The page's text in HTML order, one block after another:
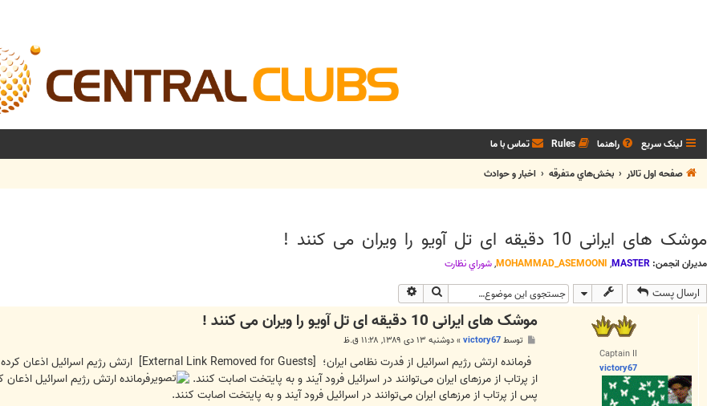
لینک سریع راهنما Rules تماس با ما
صفحه اول تالار
بخش‌‌هاي متفرقه اخبار و حوادث
موشک های ایرانی 10 دقیقه ای تل آویو را ویران می کنند !
مدیران انجمن: MASTER
,
MOHAMMAD_ASEMOONI
,شوراي نظارت
ارسال پست جستجو
Captain II
victory67
موشک های ایرانی 10 دقیقه ای تل آویو را ویران می کنند !
ت
توسطvictory67
»دوشنبه ۱۳ دی ۱۳۸۹, ۱۱:۲۸ ق.ظ
فرمانده ارتش رژیم اسرائیل از فدرت نظامی ایران؛ [External Link Removed for Guests]
از پرتاب از مرزهای ایران می‌توانند در اسرائیل فرود آیند و به پایتخت اصابت کنند.
پس از پرتاب از مرزهای ایران می‌توانند در اسرائیل فرود آیند و به پایتخت اصابت کنند.